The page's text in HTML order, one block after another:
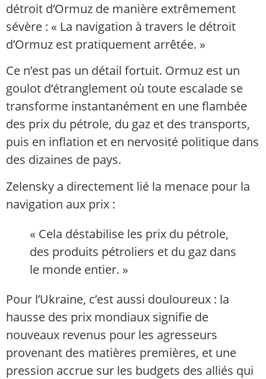
détroit d’Ormuz de manière extrêmement
sévère : « La navigation à travers le détroit
d’Ormuz est pratiquement arrêtée. »
Ce n’est pas un détail fortuit. Ormuz est un
goulot d’étranglement où toute escalade se
transforme instantanément en une flambée
des prix du pétrole, du gaz et des transports,
puis en inflation et en nervosité politique dans
des dizaines de pays.
Zelensky a directement lié la menace pour la
navigation aux prix :
« Cela déstabilise les prix du pétrole,
des produits pétroliers et du gaz dans
le monde entier. »
Pour l’Ukraine, c’est aussi douloureux : la
hausse des prix mondiaux signifie de
nouveaux revenus pour les agresseurs
provenant des matières premières, et une
pression accrue sur les budgets des alliés qui